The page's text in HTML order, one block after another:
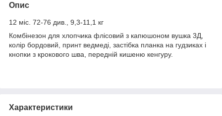
Опис
12 міс. 72-76 див., 9,3-11,1 кг
Комбінезон для хлопчика флісовий з капюшоном вушка 3Д,
колір бордовий, принт ведмеді, застібка планка на гудзиках і
кнопки з крокового шва, передній кишеню кенгуру.
Характеристики